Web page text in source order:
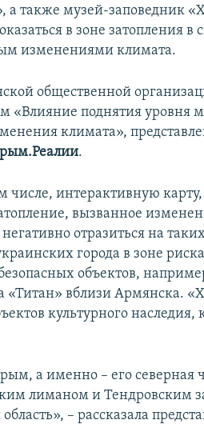
а также музей-заповедник
в зоне затопления в
изменениями климата.
общественной
«Влияние поднятия уровня
климата»,
.
числе, интерактивную
вызванное
отразиться на
города в зоне
объектов,
«Титан» вблизи Армянска.
культурного наследия,
а именно – его северная
лиманом и Тендровским
– рассказала